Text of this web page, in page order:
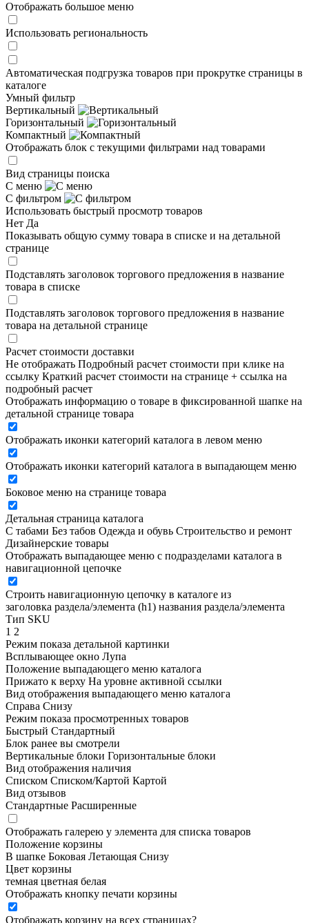
Отображать большое меню
Использовать региональность
Автоматическая подгрузка товаров при прокрутке страницы в
каталоге
Умный фильтр
Вертикальный
Горизонтальный
Компактный
Отображать блок с текущими фильтрами над товарами
Вид страницы поиска
С меню
С фильтром
Использовать быстрый просмотр товаров
Нет Да
Показывать общую сумму товара в списке и на детальной
странице
Подставлять заголовок торгового предложения в название
товара в списке
Подставлять заголовок торгового предложения в название
товара на детальной странице
Расчет стоимости доставки
Не отображать Подробный расчет стоимости при клике на
ссылку Краткий расчет стоимости на странице + ссылка на
подробный расчет
Отображать информацию о товаре в фиксированной шапке на
детальной странице товара
Отображать иконки категорий каталога в левом меню
Отображать иконки категорий каталога в выпадающем меню
Боковое меню на странице товара
Детальная страница каталога
С табами Без табов Одежда и обувь Строительство и ремонт
Дизайнерские товары
Отображать выпадающее меню с подразделами каталога в
навигационной цепочке
Строить навигационную цепочку в каталоге из
заголовка раздела/элемента (h1) названия раздела/элемента
Тип SKU
1 2
Режим показа детальной картинки
Всплывающее окно Лупа
Положение выпадающего меню каталога
Прижато к верху На уровне активной ссылки
Вид отображения выпадающего меню каталога
Справа Снизу
Режим показа просмотренных товаров
Быстрый Стандартный
Блок ранее вы смотрели
Вертикальные блоки Горизонтальные блоки
Вид отображения наличия
Списком Списком/Картой Картой
Вид отзывов
Стандартные Расширенные
Отображать галерею у элемента для списка товаров
Положение корзины
В шапке Боковая Летающая Снизу
Цвет корзины
темная цветная белая
Отображать кнопку печати корзины
Отображать корзину на всех страницах?